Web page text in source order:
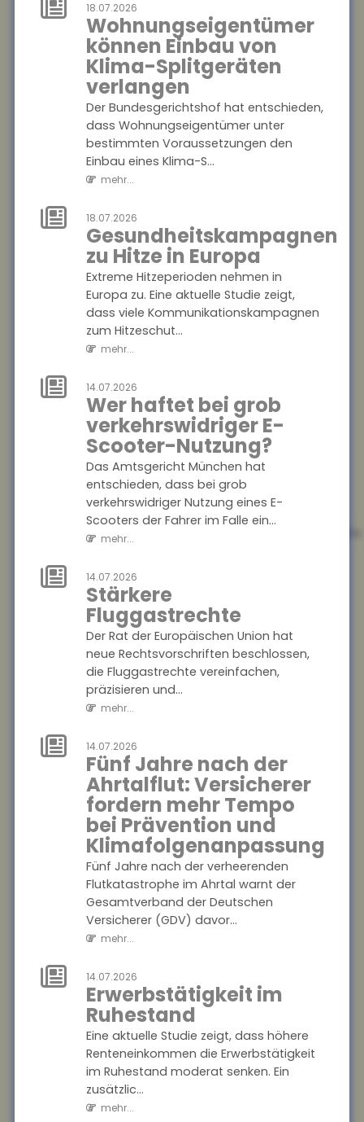
18.07.2026
Wohnungseigentümer
können Einbau von
Klima-Splitgeräten
verlangen
Der Bundesgerichtshof hat entschieden,
dass Wohnungseigentümer unter
bestimmten Voraussetzungen den
Einbau eines Klima-S...
mehr...
18.07.2026
Gesundheitskampagnen
zu Hitze in Europa
Extreme Hitzeperioden nehmen in
Europa zu. Eine aktuelle Studie zeigt,
dass viele Kommunikationskampagnen
zum Hitzeschut...
mehr...
14.07.2026
Wer haftet bei grob
verkehrswidriger E-
Scooter-Nutzung?
Das Amtsgericht München hat
entschieden, dass bei grob
verkehrswidriger Nutzung eines E-
Scooters der Fahrer im Falle ein...
mehr...
14.07.2026
Stärkere
Fluggastrechte
Der Rat der Europäischen Union hat
neue Rechtsvorschriften beschlossen,
die Fluggastrechte vereinfachen,
präzisieren und...
mehr...
14.07.2026
Fünf Jahre nach der
Ahrtalflut: Versicherer
fordern mehr Tempo
bei Prävention und
Klimafolgenanpassung
Fünf Jahre nach der verheerenden
Flutkatastrophe im Ahrtal warnt der
Gesamtverband der Deutschen
Versicherer (GDV) davor...
mehr...
14.07.2026
Erwerbstätigkeit im
Ruhestand
Eine aktuelle Studie zeigt, dass höhere
Renteneinkommen die Erwerbstätigkeit
im Ruhestand moderat senken. Ein
zusätzlic...
mehr...
Genetische
Veranlagung
beeinflusst
langfristigen
Nutzen von
Bildung
Bildung wirkt nicht bei allen
gleich. Eine aktuelle Studie der
FernUniversität Hagen zeigt,
18.07.2026
Jeder zweite
Haushalt nur
mangelhaft
abgesichert
Eine aktuelle Studie des
Deutschen Versicherer (GDV)
offenbart: In mehr als 20
Millionen Haushalten m...
mehr...
18.07.2026
Krankenkasse
muss
Rettungshubschrauber-
Urlaub nicht
erstatten
Das Hessische
Landessozialgericht hat
entschieden, dass eine
gesetzliche Krankenkasse die
Kosten für einen
Rettungshubsc...
18.07.2026
Aktionsplan
gegen Steuer-
und
Finanzkriminalität
Im Mittelpunkt des
Aktionsplans zur Bekämpfung
von Steuer- und
Finanzkriminalität stehen die
bessere Vernetzung von
18.07.2026
Gründer-
Persönlichkeit
beeinflusst
Krisenbewältigung
von Start-ups